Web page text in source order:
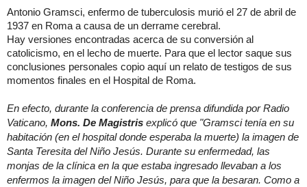
Antonio Gramsci, enfermo de tuberculosis murió el 27 de abril de
1937 en Roma a causa de un derrame cerebral.
Hay versiones encontradas acerca de su conversión al
catolicismo, en el lecho de muerte. Para que el lector saque sus
conclusiones personales copio aquí un relato de testigos de sus
momentos finales en el Hospital de Roma.
En efecto, durante la conferencia de prensa difundida por Radio
Vaticano, Mons. De Magistris explicó que "Gramsci tenía en su
habitación (en el hospital donde esperaba la muerte) la imagen de
Santa Teresita del Niño Jesús. Durante su enfermedad, las
monjas de la clínica en la que estaba ingresado llevaban a los
enfermos la imagen del Niño Jesús, para que la besaran. Como a